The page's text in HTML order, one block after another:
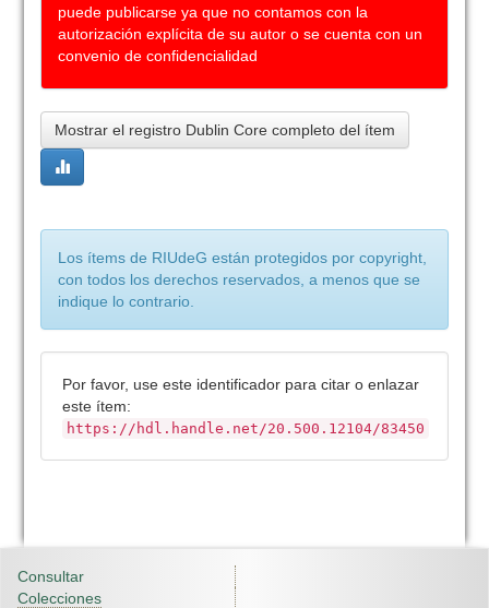
puede publicarse ya que no contamos con la
autorización explícita de su autor o se cuenta con un
convenio de confidencialidad
Mostrar el registro Dublin Core completo del ítem
Los ítems de RIUdeG están protegidos por copyright,
con todos los derechos reservados, a menos que se
indique lo contrario.
Por favor, use este identificador para citar o enlazar
este ítem:
https://hdl.handle.net/20.500.12104/83450
Consultar
Colecciones